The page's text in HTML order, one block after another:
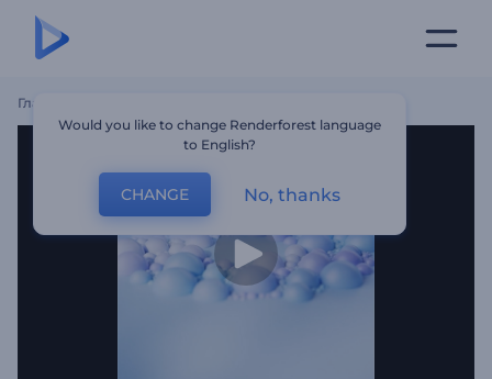
Главная
Would you like to change Renderforest language
to English?
CHANGE No, thanks